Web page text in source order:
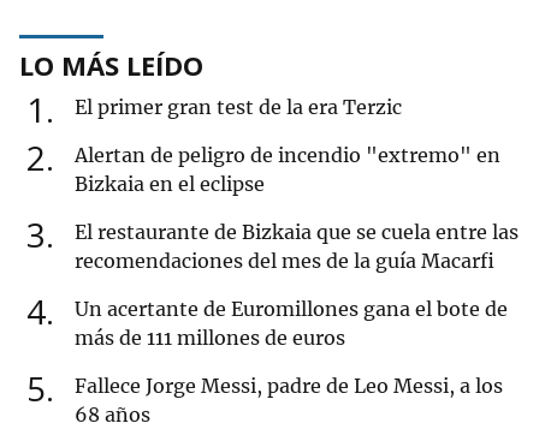
LO MÁS LEÍDO
1 El primer gran test de la era Terzic
2
Alertan de peligro de incendio "extremo" en
Bizkaia en el eclipse
3
El restaurante de Bizkaia que se cuela entre las
recomendaciones del mes de la guía Macarfi
4
Un acertante de Euromillones gana el bote de
más de 111 millones de euros
5
Fallece Jorge Messi, padre de Leo Messi, a los
68 años